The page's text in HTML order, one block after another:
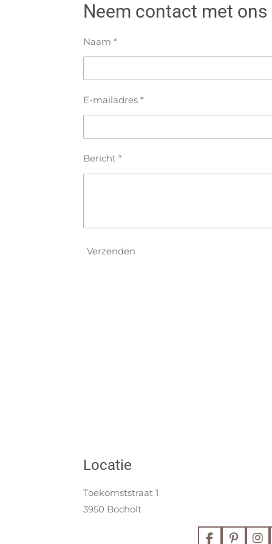
Neem contact met ons
Naam *
E-mailadres *
Bericht *
Verzenden
Locatie
Toekomststraat 1
3950 Bocholt